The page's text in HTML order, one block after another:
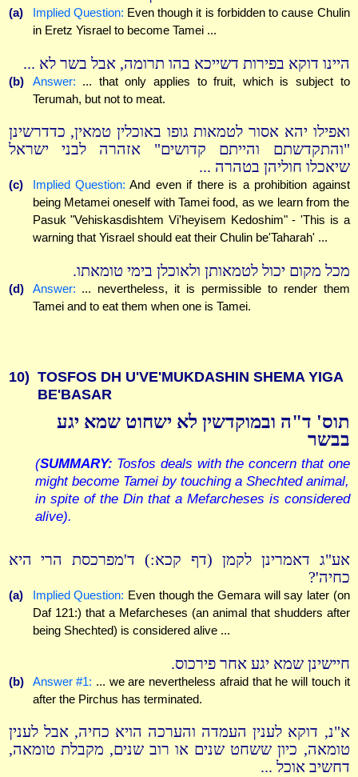
(a) Implied Question: Even though it is forbidden to cause Chulin
in Eretz Yisrael to become Tamei ...
היינו דוקא בפירות דשייכא בהו תרומה, אבל בשר לא ...
(b) Answer: ... that only applies to fruit, which is subject to
Terumah, but not to meat.
ואפילו יהא אסור לטמאות גופו באוכלין טמאין, כדדרשינן
"והתקדשתם והייתם קדושים" אזהרה לבני ישראל
שיאכלו חוליהן בטהרה ...
(c) Implied Question: And even if there is a prohibition against
being Metamei oneself with Tamei food, as we learn from the
Pasuk "Vehiskasdishtem Vi'heyisem Kedoshim" - 'This is a
warning that Yisrael should eat their Chulin be'Taharah' ...
מכל מקום יכול לטמאותן ולאוכלן בימי טומאתו.
(d) Answer: ... nevertheless, it is permissible to render them
Tamei and to eat them when one is Tamei.
10) TOSFOS DH U'VE'MUKDASHIN SHEMA YIGA
BE'BASAR
תוס' ד"ה ובמוקדשין לא ישחוט שמא יגע
בבשר
(SUMMARY: Tosfos deals with the concern that one
might become Tamei by touching a Shechted animal,
in spite of the Din that a Mefarcheses is considered
alive).
אע"ג דאמרינן לקמן (דף קכא:) ד'מפרכסת הרי היא
כחיה'?
(a) Implied Question: Even though the Gemara will say later (on
Daf 121:) that a Mefarcheses (an animal that shudders after
being Shechted) is considered alive ...
חיישינן שמא יגע אחר פירכוס.
(b) Answer #1: ... we are nevertheless afraid that he will touch it
after the Pirchus has terminated.
א"נ, דוקא לענין העמדה והערכה הויא כחיה, אבל לענין
טומאה, כיון ששחט שנים או רוב שנים, מקבלת טומאה,
דחשיב אוכל ...